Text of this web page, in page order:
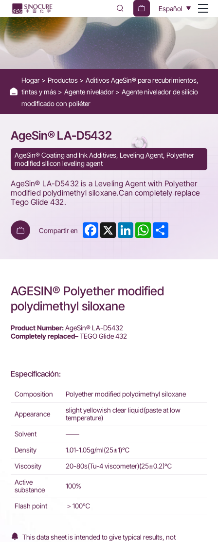
AgeSin®
LA-
D5432
Replacement
for
Tego
432
Español
Hogar Productos
Aditivos AgeSin® para recubrimientos,
tintas y más
Agente nivelador
Agente nivelador de silicio
modificado con poliéter
AgeSin® LA-D5432
AgeSin® Coating and Ink Additives, Leveling Agent, Polyether
modified silicon leveling agent
AgeSin® LA-D5432 is a Leveling Agent with Polyether
modified polydimethyl siloxane.Can completely replace
Tego Glide 432.
Compartir en Facebook
X LinkedInWhatsApp
AGESIN® Polyether modified
polydimethyl siloxane
Product Number:AgeSin® LA-D5432
Completely replaced–TEGO Glide 432
Especificación:
Composition Polyether modified polydimethyl siloxane
Appearance
slight yellowish clear liquid(paste at low
temperature)
Solvent
——
Density
1.01-1.05g/ml(25±1)℃
Viscosity
20-80s(Tu-4 viscometer)(25±0.2)℃
Active
substance
100%
Flash point ＞100℃
This data sheet is intended to give typical results, not